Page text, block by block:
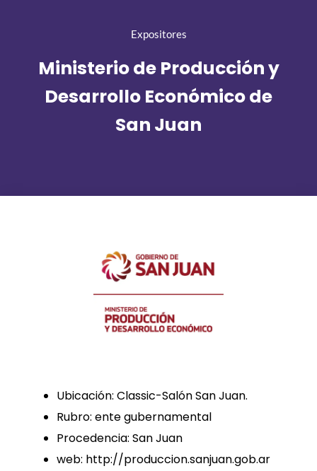
Expositores
Ministerio de Producción y
Desarrollo Económico de
San Juan
Ubicación: Classic-Salón San Juan.
Rubro: ente gubernamental
Procedencia: San Juan
web: http://produccion.sanjuan.gob.ar